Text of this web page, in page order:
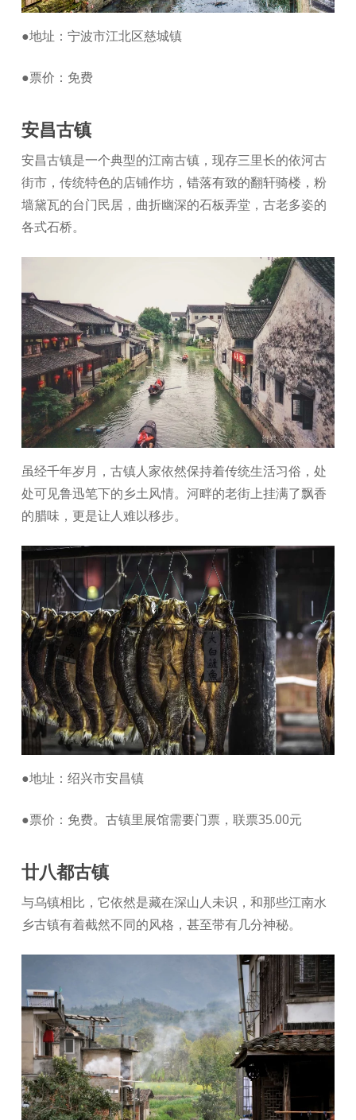
●地址：宁波市江北区慈城镇
●票价：免费
安昌古镇
安昌古镇是一个典型的江南古镇，现存三里长的依河古
街市，传统特色的店铺作坊，错落有致的翻轩骑楼，粉
墙黛瓦的台门民居，曲折幽深的石板弄堂，古老多姿的
各式石桥。
虽经千年岁月，古镇人家依然保持着传统生活习俗，处
处可见鲁迅笔下的乡土风情。河畔的老街上挂满了飘香
的腊味，更是让人难以移步。
●地址：绍兴市安昌镇
●票价：免费。古镇里展馆需要门票，联票35.00元
廿八都古镇
与乌镇相比，它依然是藏在深山人未识，和那些江南水
乡古镇有着截然不同的风格，甚至带有几分神秘。